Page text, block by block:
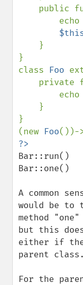
public
        echo
}
class Foo
        echo
}
(new Foo())-
Bar::run()
Bar::one()
A common
would be to
method
but this
either if
parent
For the